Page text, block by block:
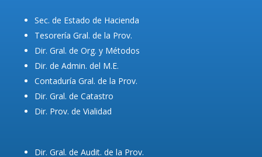
Sec. de Estado de Hacienda
Tesorería Gral. de la Prov.
Dir. Gral. de Org. y Métodos
Dir. de Admin. del M.E.
Contaduría Gral. de la Prov.
Dir. Gral. de Catastro
Dir. Prov. de Vialidad
Dir. Gral. de Audit. de la Prov.